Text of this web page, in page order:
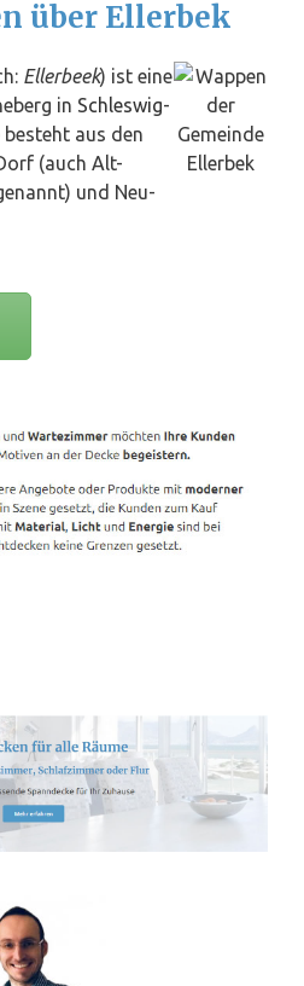
über Ellerbek
Ellerbeek) ist eine
in Schleswig-
besteht aus den
(auch Alt-
und Neu-